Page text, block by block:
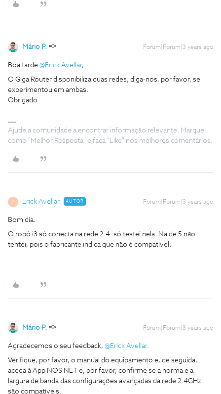
Mário P. Forum|Forum|3 years ago
Boa tarde @Erick Avellar,
O Giga Router disponibiliza duas redes, diga-nos, por favor, se
experimentou em ambas.
Obrigado
Ajude a comunidade a encontrar informação relevante. Marque
como "Melhor Resposta" e faça "Like" nos melhores comentários.
E Erick Avellar AUTOR Forum|Forum|3 years ago
Bom dia.
O robô i3 só conecta na rede 2.4. só testei nela. Na de 5 não
tentei, pois o fabricante indica que não é compatível.
Mário P. Forum|Forum|3 years ago
Agradecemos o seu feedback, @Erick Avellar.
Verifique, por favor, o manual do equipamento e, de seguida,
aceda à App NOS NET e, por favor, confirme se a norma e a
largura de banda das configurações avançadas da rede 2.4GHz
são compatíveis.